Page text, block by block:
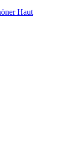
Haut